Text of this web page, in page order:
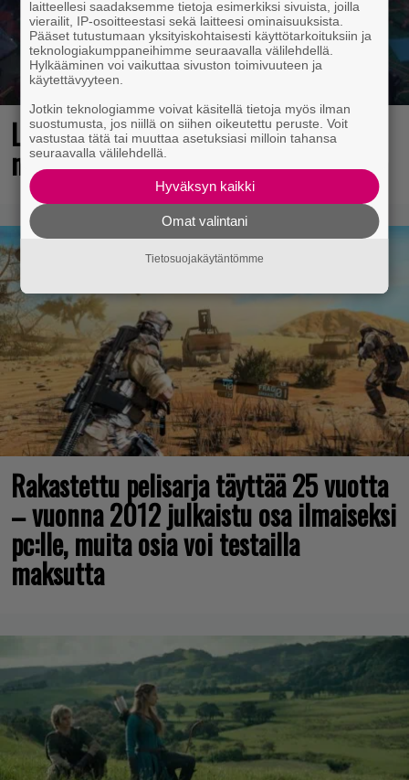
Loistopeli Steamistä maksutta –
mutta pidä kiirettä lataamisen kanssa
Rakastettu pelisarja täyttää 25 vuotta
– vuonna 2012 julkaistu osa ilmaiseksi
pc:lle, muita osia voi testailla
maksutta
laitteellesi saadaksemme tietoja esimerkiksi sivuista, joilla
vierailit, IP-osoitteestasi sekä laitteesi ominaisuuksista.
Pääset tutustumaan yksityiskohtaisesti käyttötarkoituksiin ja
teknologiakumppaneihimme seuraavalla välilehdellä.
Hylkääminen voi vaikuttaa sivuston toimivuuteen ja
käytettävyyteen.
Jotkin teknologiamme voivat käsitellä tietoja myös ilman
suostumusta, jos niillä on siihen oikeutettu peruste. Voit
vastustaa tätä tai muuttaa asetuksiasi milloin tahansa
seuraavalla välilehdellä.
Hyväksyn kaikki
Omat valintani
Tietosuojakäytäntömme